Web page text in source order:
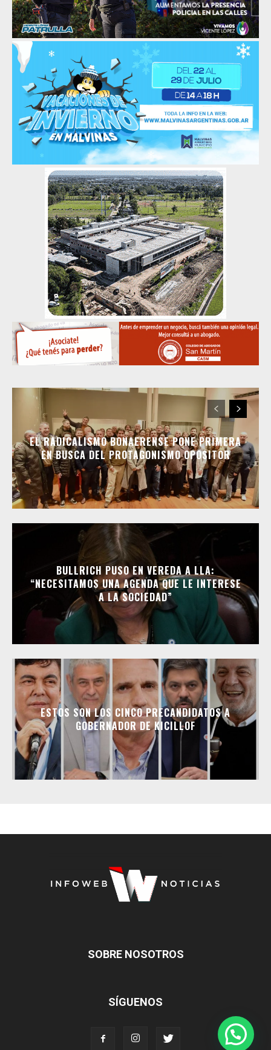
EL RADICALISMO BONAERENSE PONE PRIMERA
EN BUSCA DEL PROTAGONISMO OPOSITOR
BULLRICH PUSO EN VEREDA A LLA:
“NECESITAMOS UNA AGENDA QUE LE INTERESE
A LA SOCIEDAD”
ESTOS SON LOS CINCO PRECANDIDATOS A
GOBERNADOR DE KICILLOF
SOBRE NOSOTROS
SÍGUENOS